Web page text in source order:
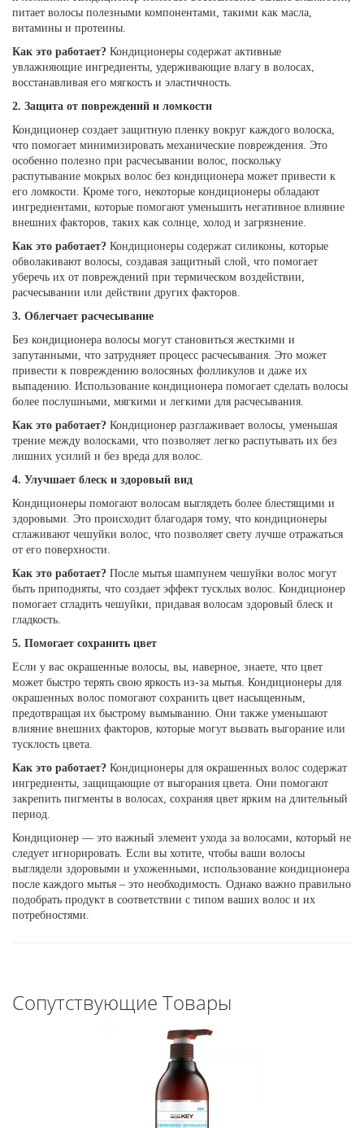
питает волосы полезными компонентами, такими как масла,
витамины и протеины.
Как это работает? Кондиционеры содержат активные
увлажняющие ингредиенты, удерживающие влагу в волосах,
восстанавливая его мягкость и эластичность.
2. Защита от повреждений и ломкости
Кондиционер создает защитную пленку вокруг каждого волоска,
что помогает минимизировать механические повреждения. Это
особенно полезно при расчесывании волос, поскольку
распутывание мокрых волос без кондиционера может привести к
его ломкости. Кроме того, некоторые кондиционеры обладают
ингредиентами, которые помогают уменьшить негативное влияние
внешних факторов, таких как солнце, холод и загрязнение.
Как это работает? Кондиционеры содержат силиконы, которые
обволакивают волосы, создавая защитный слой, что помогает
уберечь их от повреждений при термическом воздействии,
расчесывании или действии других факторов.
3. Облегчает расчесывание
Без кондиционера волосы могут становиться жесткими и
запутанными, что затрудняет процесс расчесывания. Это может
привести к повреждению волосяных фолликулов и даже их
выпадению. Использование кондиционера помогает сделать волосы
более послушными, мягкими и легкими для расчесывания.
Как это работает? Кондиционер разглаживает волосы, уменьшая
трение между волосками, что позволяет легко распутывать их без
лишних усилий и без вреда для волос.
4. Улучшает блеск и здоровый вид
Кондиционеры помогают волосам выглядеть более блестящими и
здоровыми. Это происходит благодаря тому, что кондиционеры
сглаживают чешуйки волос, что позволяет свету лучше отражаться
от его поверхности.
Как это работает? После мытья шампунем чешуйки волос могут
быть приподняты, что создает эффект тусклых волос. Кондиционер
помогает сгладить чешуйки, придавая волосам здоровый блеск и
гладкость.
5. Помогает сохранить цвет
Если у вас окрашенные волосы, вы, наверное, знаете, что цвет
может быстро терять свою яркость из-за мытья. Кондиционеры для
окрашенных волос помогают сохранить цвет насыщенным,
предотвращая их быстрому вымыванию. Они также уменьшают
влияние внешних факторов, которые могут вызвать выгорание или
тусклость цвета.
Как это работает? Кондиционеры для окрашенных волос содержат
ингредиенты, защищающие от выгорания цвета. Они помогают
закрепить пигменты в волосах, сохраняя цвет ярким на длительный
период.
Кондиционер — это важный элемент ухода за волосами, который не
следует игнорировать. Если вы хотите, чтобы ваши волосы
выглядели здоровыми и ухоженными, использование кондиционера
после каждого мытья – это необходимость. Однако важно правильно
подобрать продукт в соответствии с типом ваших волос и их
потребностями.
Сопутствующие Товары